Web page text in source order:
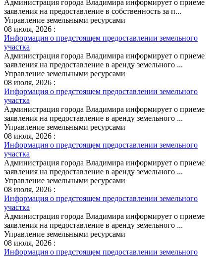
Администрация города Владимира информирует о приеме
заявления на предоставление в собственность за п...
Управление земельными ресурсами
08 июля, 2026 :
Информация о предстоящем предоставлении земельного
участка
Администрация города Владимира информирует о приеме
заявления на предоставление в аренду земельного ...
Управление земельными ресурсами
08 июля, 2026 :
Информация о предстоящем предоставлении земельного
участка
Администрация города Владимира информирует о приеме
заявления на предоставление в аренду земельного ...
Управление земельными ресурсами
08 июля, 2026 :
Информация о предстоящем предоставлении земельного
участка
Администрация города Владимира информирует о приеме
заявления на предоставление в аренду земельного ...
Управление земельными ресурсами
08 июля, 2026 :
Информация о предстоящем предоставлении земельного
участка
Администрация города Владимира информирует о приеме
заявления на предоставление в аренду земельного ...
Управление земельными ресурсами
08 июля, 2026 :
Информация о предстоящем предоставлении земельного